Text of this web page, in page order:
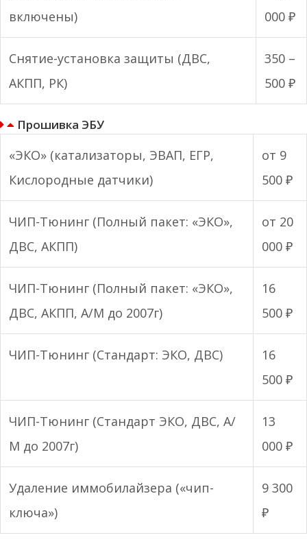
включены)
000 ₽
Снятие-установка защиты (ДВС,
АКПП, РК)
350 –
500 ₽
Прошивка ЭБУ
«ЭКО» (катализаторы, ЭВАП, ЕГР,
Кислородные датчики)
от 9
500 ₽
ЧИП-Тюнинг (Полный пакет: «ЭКО»,
ДВС, АКПП)
от 20
000 ₽
ЧИП-Тюнинг (Полный пакет: «ЭКО»,
ДВС, АКПП, А/М до 2007г)
16
500 ₽
ЧИП-Тюнинг (Стандарт: ЭКО, ДВС)
16
500 ₽
ЧИП-Тюнинг (Стандарт ЭКО, ДВС, А/
М до 2007г)
13
000 ₽
Удаление иммобилайзера («чип-
ключа»)
9 300
₽